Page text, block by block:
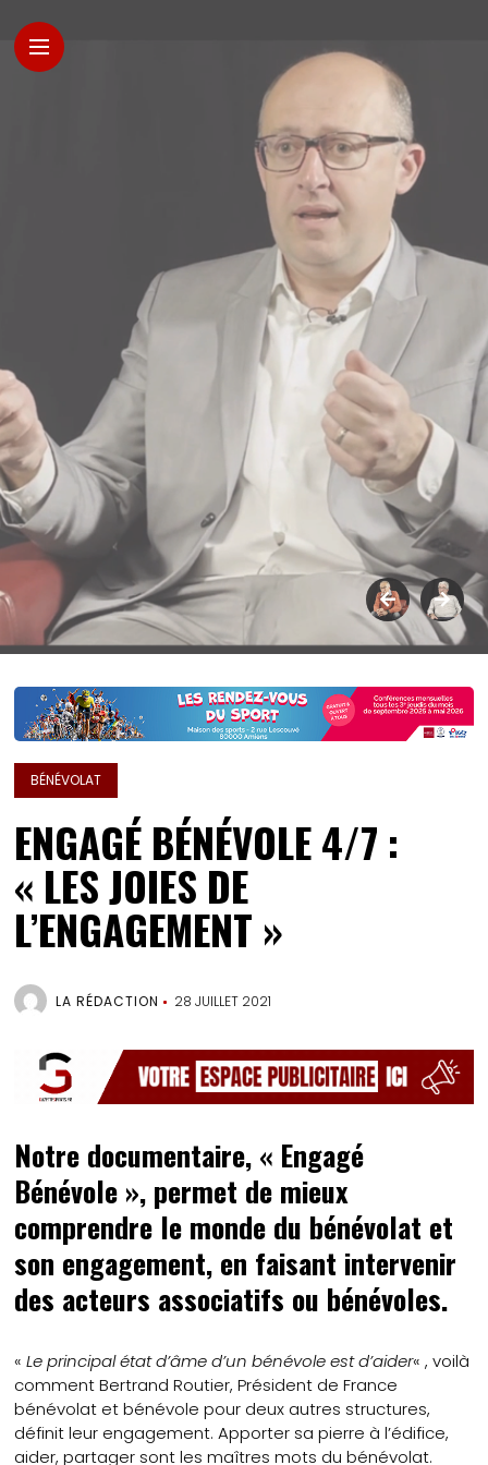
BÉNÉVOLAT
ENGAGÉ BÉNÉVOLE 4/7 :
« LES JOIES DE
L’ENGAGEMENT »
LA RÉDACTION 28 JUILLET 2021
Notre documentaire, « Engagé
Bénévole », permet de mieux
comprendre le monde du bénévolat et
son engagement, en faisant intervenir
des acteurs associatifs ou bénévoles.
«Le principal état d’âme d’un bénévole est d’aider« , voilà
comment Bertrand Routier, Président de France
bénévolat et bénévole pour deux autres structures,
définit leur engagement. Apporter sa pierre à l’édifice,
aider, partager sont les maîtres mots du bénévolat.